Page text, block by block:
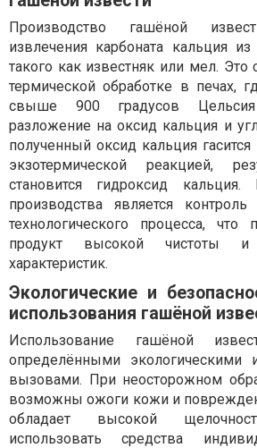
Производство гашёной
извлечения карбоната кальция
такого как известняк или мел. Это
термической обработке в печах,
свыше 900 градусов
разложение на оксид кальция и
полученный оксид кальция гасится
экзотермической реакцией,
становится гидроксид
производства является
технологического процесса, что
продукт высокой чистоты и
характеристик.
Экологические и
использования гашёной
Использование гашёной
определёнными экологическими
вызовами. При неосторожном
возможны ожоги кожи и
обладает высокой
использовать средства